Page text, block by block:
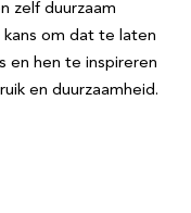
zelf duurzaam
om dat te laten
en hen te inspireren
en duurzaamheid.